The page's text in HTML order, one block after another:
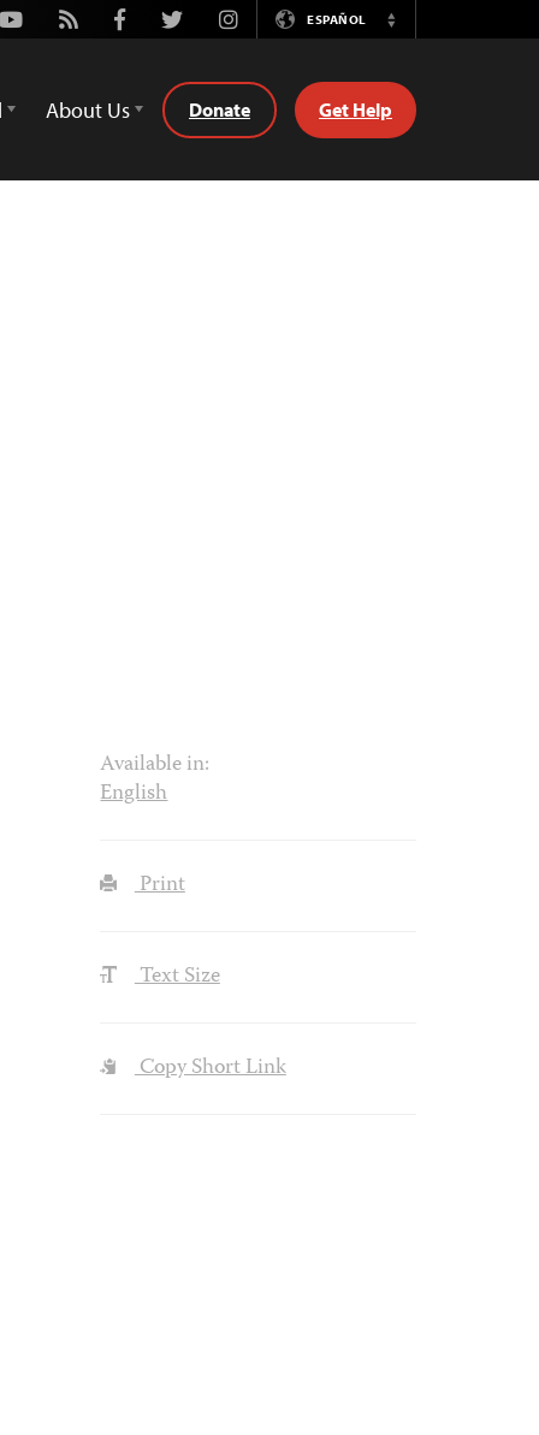
Youtube
Rss FacebookTwitterInstagramESPAÑOL
Switch
About Us Donate Get Help
Available in:
English
Print
Text Size
Copy Short Link